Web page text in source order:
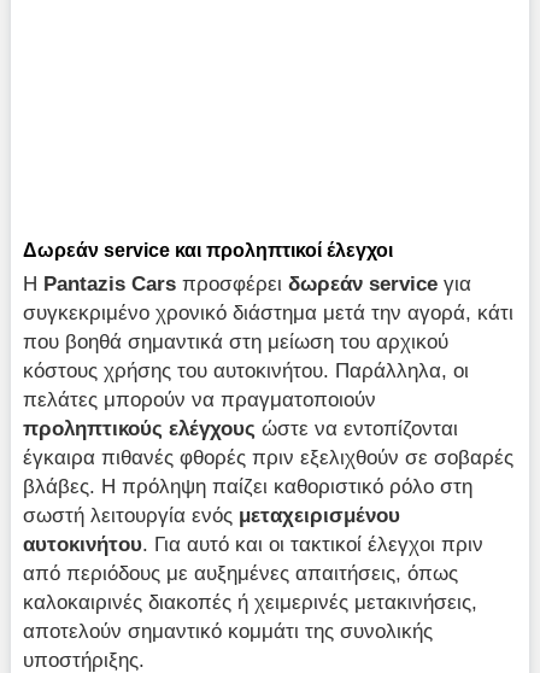
Δωρεάν service και προληπτικοί έλεγχοι
Η Pantazis Carsπροσφέρειδωρεάν serviceγια
συγκεκριμένο χρονικό διάστημα μετά την αγορά, κάτι
που βοηθά σημαντικά στη μείωση του αρχικού
κόστους χρήσης του αυτοκινήτου. Παράλληλα, οι
πελάτες μπορούν να πραγματοποιούν
προληπτικούς ελέγχουςώστε να εντοπίζονται
έγκαιρα πιθανές φθορές πριν εξελιχθούν σε σοβαρές
βλάβες. Η πρόληψη παίζει καθοριστικό ρόλο στη
σωστή λειτουργία ενός μεταχειρισμένου
αυτοκινήτου. Για αυτό και οι τακτικοί έλεγχοι πριν
από περιόδους με αυξημένες απαιτήσεις, όπως
καλοκαιρινές διακοπές ή χειμερινές μετακινήσεις,
αποτελούν σημαντικό κομμάτι της συνολικής
υποστήριξης.